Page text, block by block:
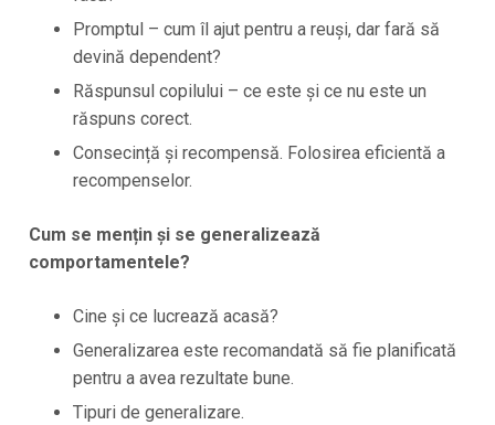
Promptul – cum îl ajut pentru a reuși, dar fară să
devină dependent?
Răspunsul copilului – ce este și ce nu este un
răspuns corect.
Consecință și recompensă. Folosirea eficientă a
recompenselor.
Cum se mențin și se generalizează
comportamentele?
Cine și ce lucrează acasă?
Generalizarea este recomandată să fie planificată
pentru a avea rezultate bune.
Tipuri de generalizare.